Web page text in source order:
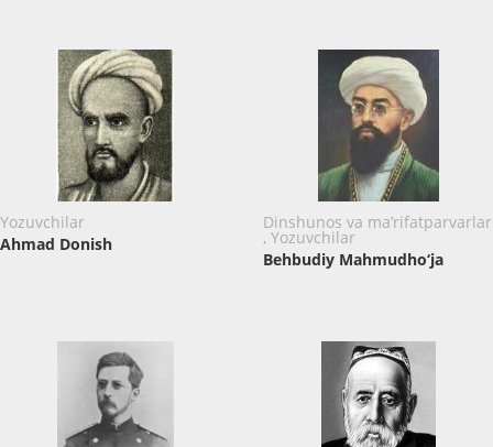
Yozuvchilar
Ahmad Donish
Dinshunos va ma’rifatparvarlar
, Yozuvchilar
Behbudiy Mahmudho‘ja